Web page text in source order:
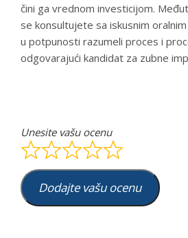
čini ga vrednom investicijom.
se konsultujete sa iskusnim
u potpunosti razumeli proces i
odgovarajući kandidat za zubne
Unesite vašu ocenu
Dodajte vašu ocenu